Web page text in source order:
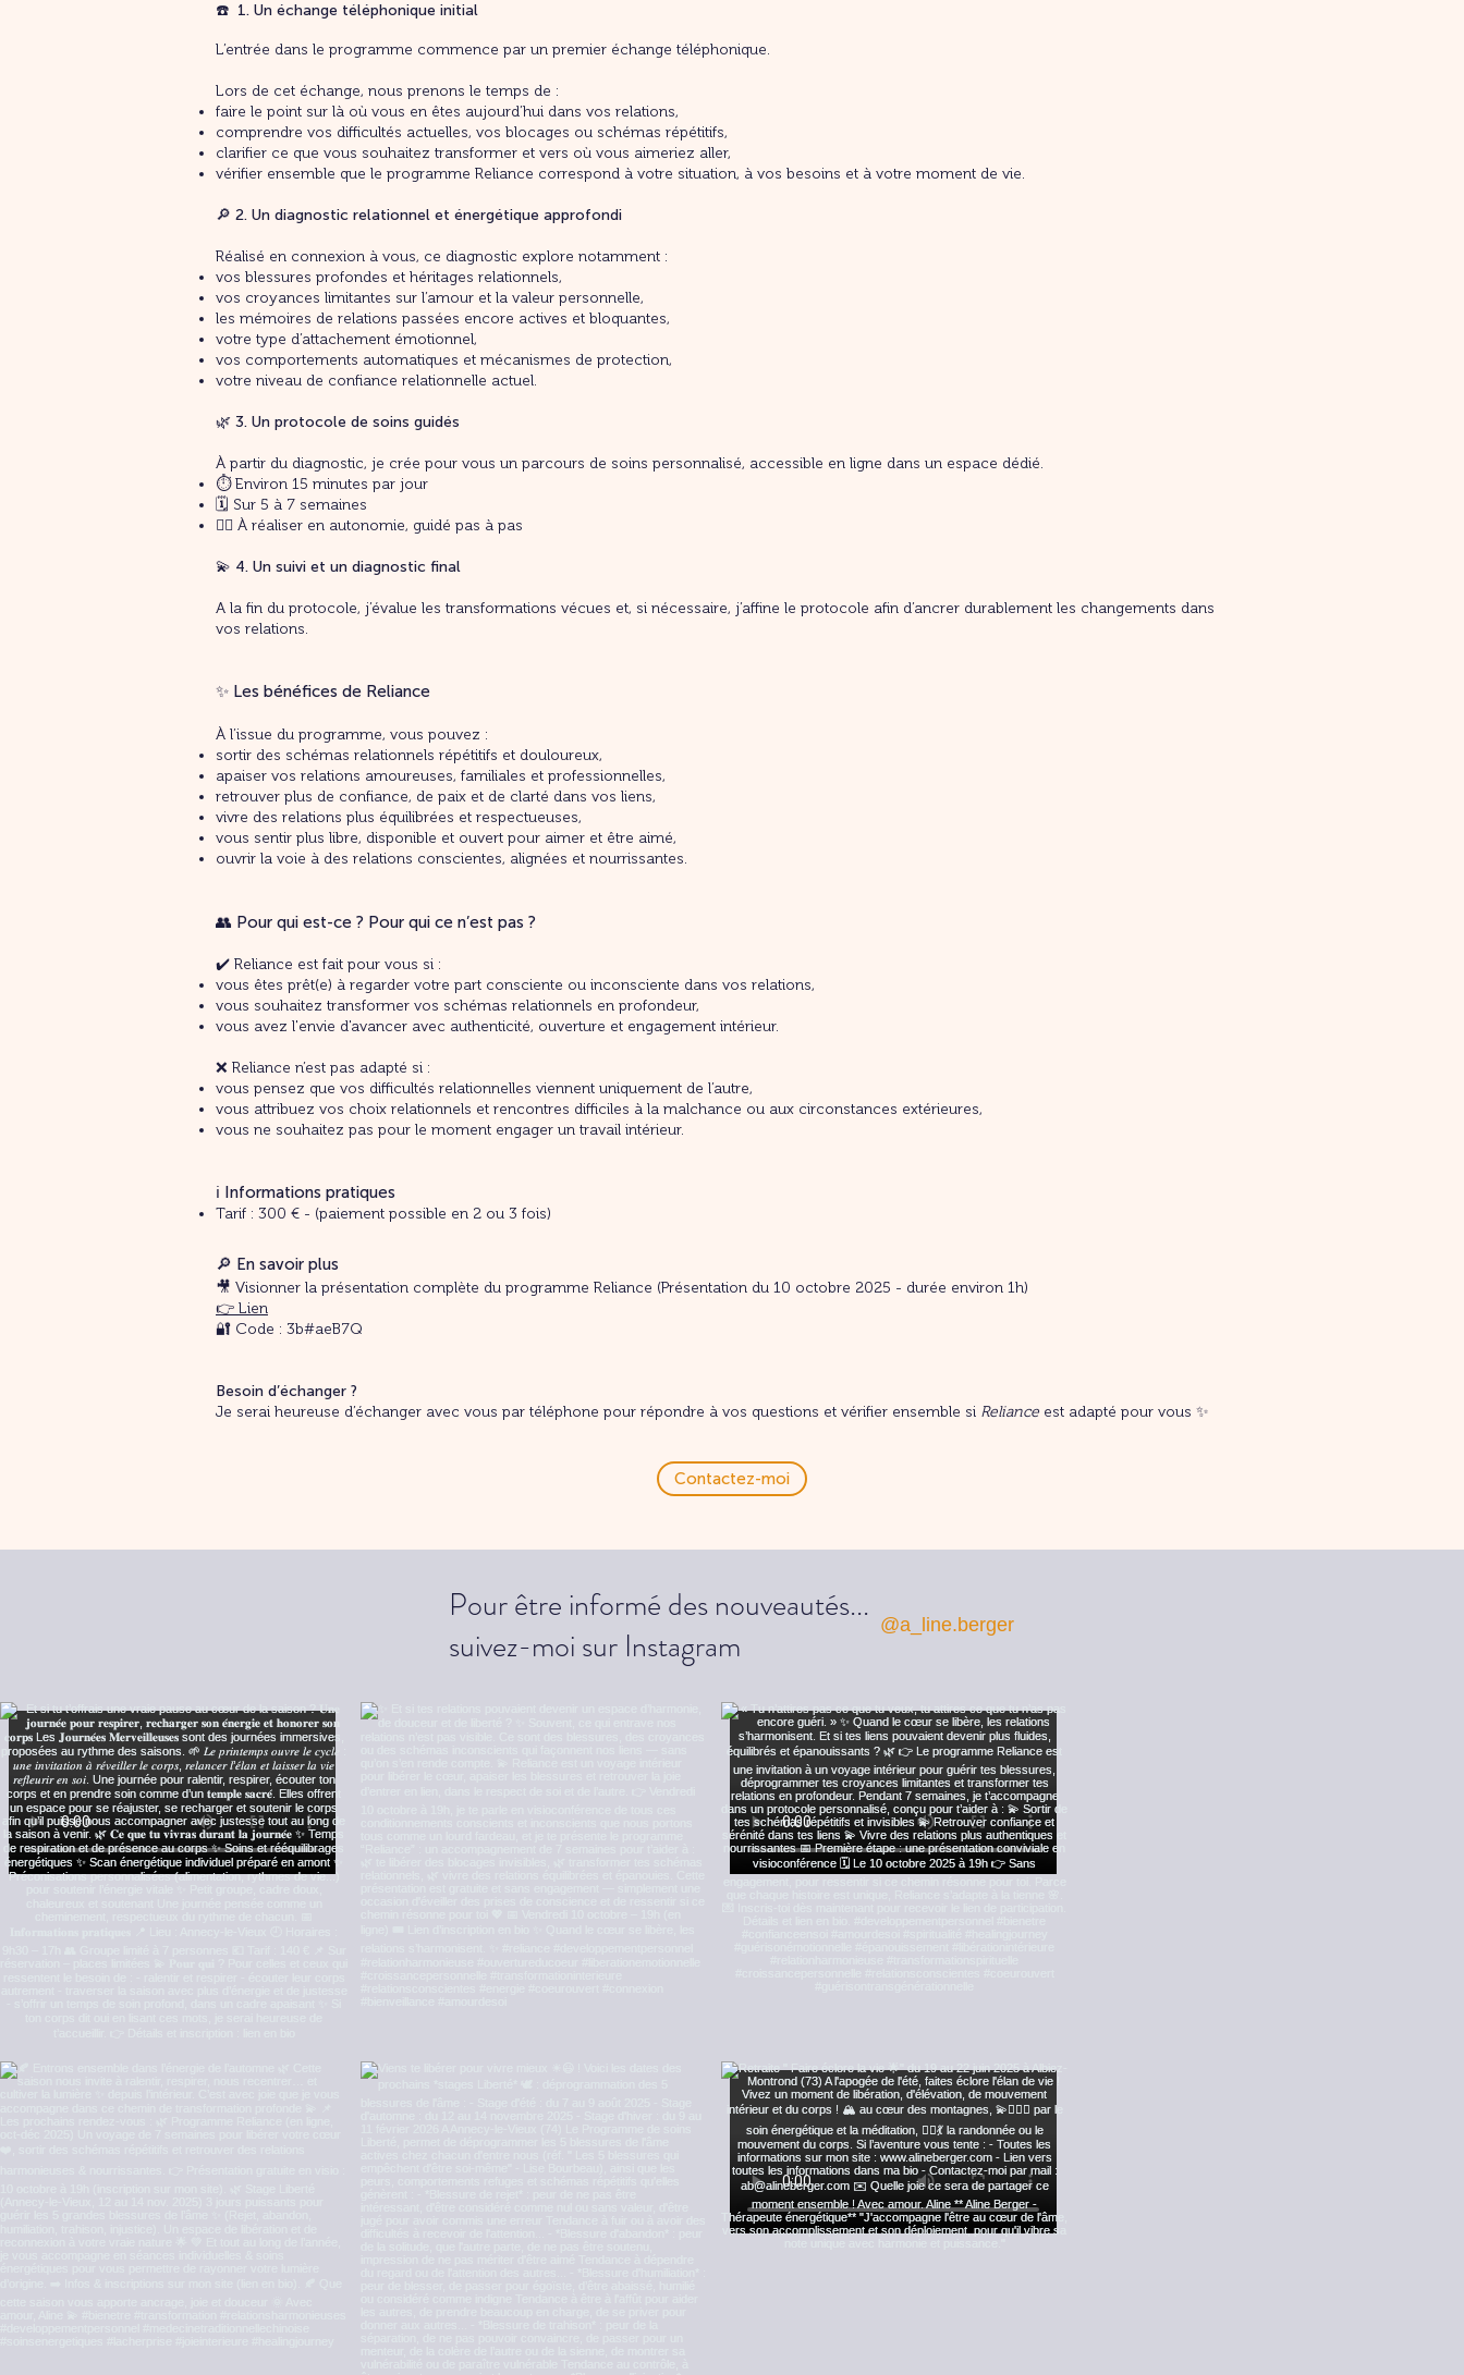
☎️ 1. Un échange téléphonique initial
L’entrée dans le programme commence par un premier échange téléphonique.
Lors de cet échange, nous prenons le temps de :
faire le point sur là où vous en êtes aujourd’hui dans vos relations,
comprendre vos difficultés actuelles, vos blocages ou schémas répétitifs,
clarifier ce que vous souhaitez transformer et vers où vous aimeriez aller,
vérifier ensemble que le programme Reliance correspond à votre situation, à vos besoins et à votre moment de vie.
🔎 2. Un diagnostic relationnel et énergétique approfondi
Réalisé en connexion à vous, ce diagnostic explore notamment :
vos blessures profondes et héritages relationnels,
vos croyances limitantes sur l’amour et la valeur personnelle,
les mémoires de relations passées encore actives et bloquantes,
votre type d’attachement émotionnel,
vos comportements automatiques et mécanismes de protection,
votre niveau de confiance relationnelle actuel.
🌿 3. Un protocole de soins guidés
À partir du diagnostic, je crée pour vous un parcours de soins personnalisé, accessible en ligne dans un espace dédié.
⏱️ Environ 15 minutes par jour
🗓️ Sur 5 à 7 semaines
🧘‍♀️ À réaliser en autonomie, guidé pas à pas
💫 4. Un suivi et un diagnostic final
A la fin du protocole, j’évalue les transformations vécues et, si nécessaire, j’affine le protocole afin d’ancrer durablement les changements dans
vos relations.
✨ Les bénéfices de Reliance
À l’issue du programme, vous pouvez :
sortir des schémas relationnels répétitifs et douloureux,
apaiser vos relations amoureuses, familiales et professionnelles,
retrouver plus de confiance, de paix et de clarté dans vos liens,
vivre des relations plus équilibrées et respectueuses,
vous sentir plus libre, disponible et ouvert pour aimer et être aimé,
ouvrir la voie à des relations conscientes, alignées et nourrissantes.
👥 Pour qui est-ce ? Pour qui ce n’est pas ?
✔️ Reliance est fait pour vous si :
vous êtes prêt(e) à regarder votre part consciente ou inconsciente dans vos relations,
vous souhaitez transformer vos schémas relationnels en profondeur,
vous avez l'envie d'avancer avec authenticité, ouverture et engagement intérieur.
❌ Reliance n’est pas adapté si :
vous pensez que vos difficultés relationnelles viennent uniquement de l’autre,
vous attribuez vos choix relationnels et rencontres difficiles à la malchance ou aux circonstances extérieures,
vous ne souhaitez pas pour le moment engager un travail intérieur.
ℹ️ Informations pratiques
Tarif : 300 € - (paiement possible en 2 ou 3 fois)
🔎 En savoir plus
🎥 Visionner la présentation complète du programme Reliance (Présentation du 10 octobre 2025 - durée environ 1h)
👉 Lien
🔐 Code : 3b#aeB7Q
Besoin d’échanger ?
Je serai heureuse d’échanger avec vous par téléphone pour répondre à vos questions et vérifier ensemble si Reliance est adapté pour vous ✨
Contactez-moi
Pour être informé des nouveautés...
suivez-moi sur Instagram
@a_line.berger